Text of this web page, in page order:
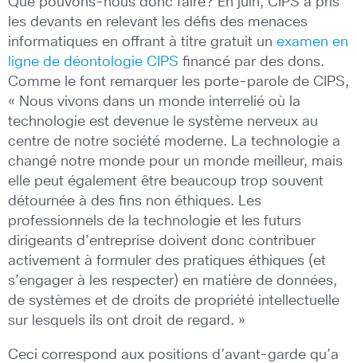
les devants en relevant les défis des menaces
informatiques en offrant à titre gratuit un examen en
ligne de déontologie CIPS financé par des dons.
Comme le font remarquer les porte-parole de CIPS,
« Nous vivons dans un monde interrelié où la
technologie est devenue le système nerveux au
centre de notre société moderne. La technologie a
changé notre monde pour un monde meilleur, mais
elle peut également être beaucoup trop souvent
détournée à des fins non éthiques. Les
professionnels de la technologie et les futurs
dirigeants d’entreprise doivent donc contribuer
activement à formuler des pratiques éthiques (et
s’engager à les respecter) en matière de données,
de systèmes et de droits de propriété intellectuelle
sur lesquels ils ont droit de regard. »
Ceci correspond aux positions d’avant-garde qu’a